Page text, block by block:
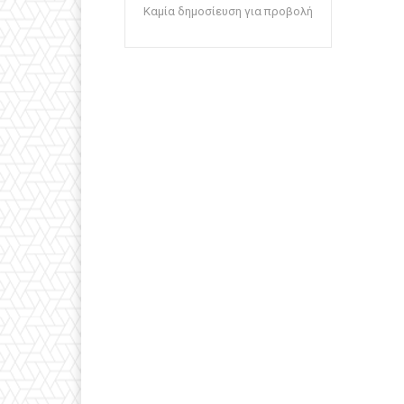
Καμία δημοσίευση για προβολή